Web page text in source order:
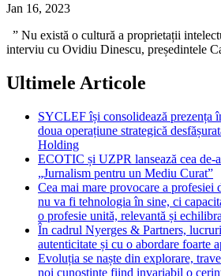
Jan 16, 2023
” Nu există o cultură a proprietații
interviu cu Ovidiu Dinescu, președintele
Ultimele Articole
SYCLEF își consolidează prezența
doua operațiune strategică
Holding
ECOTIC și UZPR lansează cea de-
„Jurnalism pentru un Mediu Curat”
Cea mai mare provocare a profesiei
nu va fi tehnologia în sine, ci
o profesie unită, relevantă și
În cadrul Nyerges & Partners,
autenticitate și cu o abordare foarte
Evoluția se naște din explorare,
noi cunoștințe fiind invariabil o